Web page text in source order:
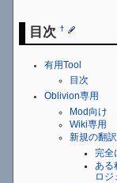
目次†
有用Tool
目次
Oblivion専用
Mod向け
Wiki専用
新規の翻
完全
ある
ロジ